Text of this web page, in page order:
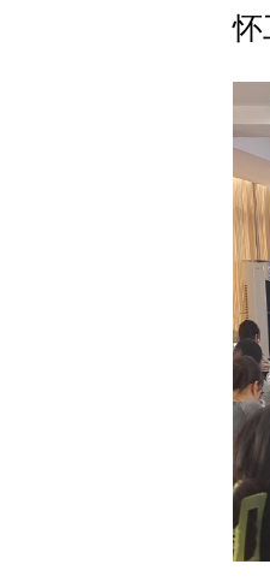
怀